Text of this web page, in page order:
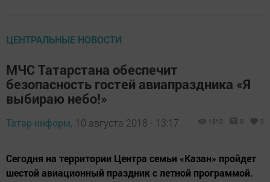
ЦЕНТРАЛЬНЫЕ НОВОСТИ
МЧС Татарстана обеспечит
безопасность гостей авиапраздника «Я
выбираю небо!»
Татар-информ, 10 августа 2018 - 13:17 1310 0 0
Сегодня на территории Центра семьи «Казан» пройдет
шестой авиационный праздник с летной программой.